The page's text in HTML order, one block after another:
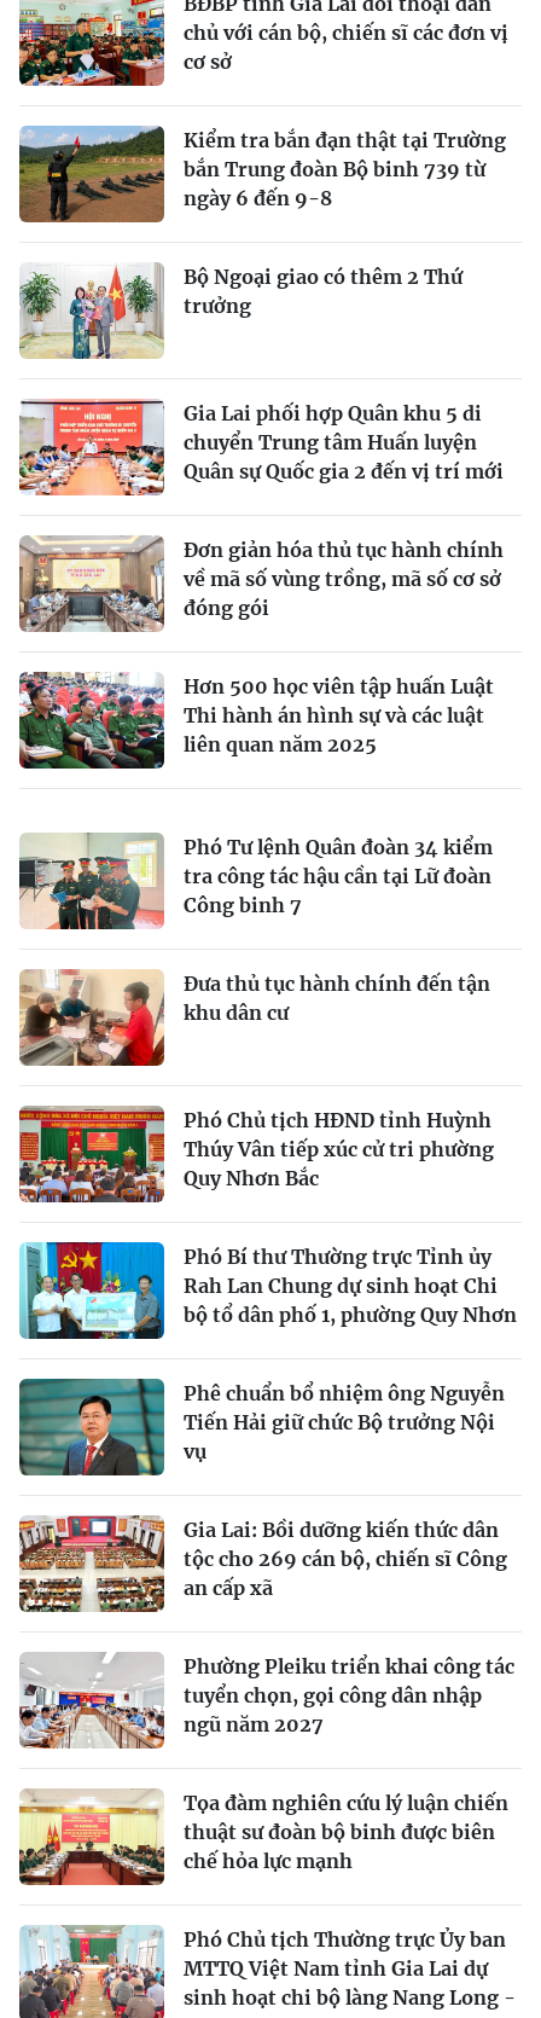
chủ với cán bộ, chiến sĩ các đơn vị
cơ sở
Kiểm tra bắn đạn thật tại Trường
bắn Trung đoàn Bộ binh 739 từ
ngày 6 đến 9-8
Bộ Ngoại giao có thêm 2 Thứ
trưởng
Gia Lai phối hợp Quân khu 5 di
chuyển Trung tâm Huấn luyện
Quân sự Quốc gia 2 đến vị trí mới
Đơn giản hóa thủ tục hành chính
về mã số vùng trồng, mã số cơ sở
đóng gói
Hơn 500 học viên tập huấn Luật
Thi hành án hình sự và các luật
liên quan năm 2025
Phó Tư lệnh Quân đoàn 34 kiểm
tra công tác hậu cần tại Lữ đoàn
Công binh 7
Ðưa thủ tục hành chính đến tận
khu dân cư
Phó Chủ tịch HĐND tỉnh Huỳnh
Thúy Vân tiếp xúc cử tri phường
Quy Nhơn Bắc
Phó Bí thư Thường trực Tỉnh ủy
Rah Lan Chung dự sinh hoạt Chi
bộ tổ dân phố 1, phường Quy Nhơn
Phê chuẩn bổ nhiệm ông Nguyễn
Tiến Hải giữ chức Bộ trưởng Nội
vụ
Gia Lai: Bồi dưỡng kiến thức dân
tộc cho 269 cán bộ, chiến sĩ Công
an cấp xã
Phường Pleiku triển khai công tác
tuyển chọn, gọi công dân nhập
ngũ năm 2027
Tọa đàm nghiên cứu lý luận chiến
thuật sư đoàn bộ binh được biên
chế hỏa lực mạnh
Phó Chủ tịch Thường trực Ủy ban
MTTQ Việt Nam tỉnh Gia Lai dự
sinh hoạt chi bộ làng Nang Long -